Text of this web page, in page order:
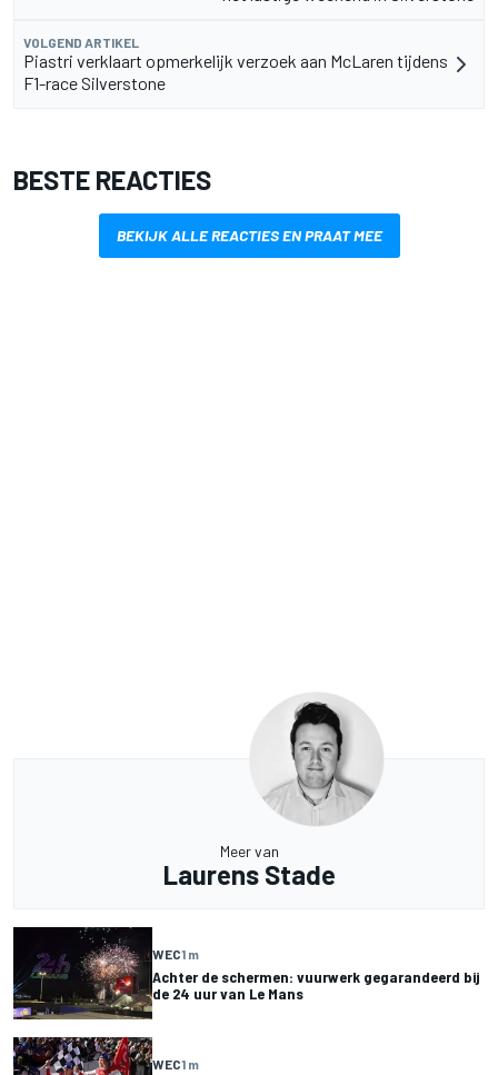
VOLGEND ARTIKEL
Piastri verklaart opmerkelijk verzoek aan McLaren tijdens
F1-race Silverstone
BESTE REACTIES
BEKIJK ALLE REACTIES EN PRAAT MEE
Meer van
Laurens Stade
WEC1 m
Achter de schermen: vuurwerk gegarandeerd bij
de 24 uur van Le Mans
WEC1 m